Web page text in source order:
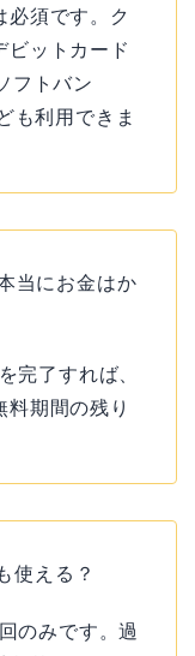
必須です。ク
ビットカード
フトバン
も利用できま
当にお金はか
完了すれば、
期間の残り
使える？
のみです。過